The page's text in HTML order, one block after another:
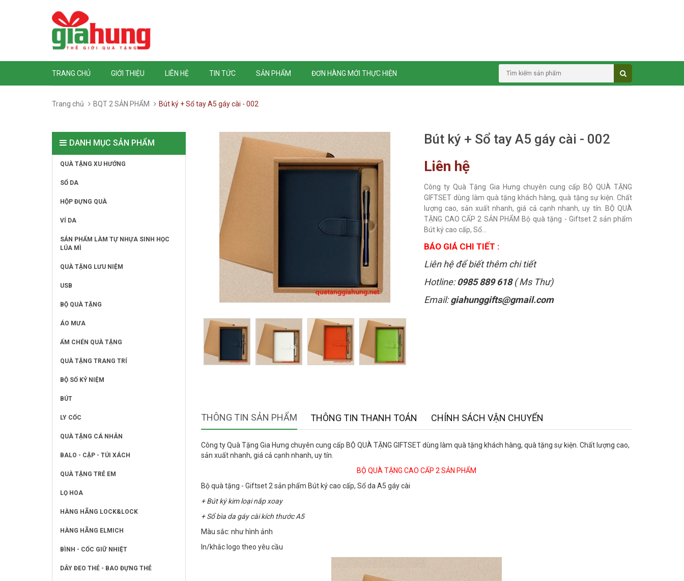
TRANG CHỦ GIỚI THIỆU LIÊN HỆ TIN TỨC SẢN PHẨM ĐƠN HÀNG MỚI THỰC HIỆN
Trang chủ BQT 2 SẢN PHẨM Bút ký + Sổ tay A5 gáy cài - 002
Bút ký + Sổ tay A5 gáy cài - 002
Liên hệ
Công ty Quà Tặng Gia Hưng chuyên cung cấp BỘ QUÀ TẶNG
GIFTSET dùng làm quà tặng khách hàng, quà tặng sự kiện. Chất
lượng cao, sản xuất nhanh, giá cả cạnh nhanh, uy tín. BỘ QUÀ
TẶNG CAO CẤP 2 SẢN PHẨM Bộ quà tặng - Giftset 2 sản phẩm
Bút ký cao cấp, Sổ...
BÁO GIÁ CHI TIẾT :
Liên hệ để biết thêm chi tiết
Hotline:0985 889 618( Ms Thư)
Email:giahunggifts@gmail.com
THÔNG TIN SẢN PHẨM THÔNG TIN THANH TOÁN CHÍNH SÁCH VẬN CHUYỂN
Công ty Quà Tặng Gia Hưng chuyên cung cấp BỘ QUÀ TẶNG GIFTSET dùng làm quà tặng khách hàng, quà tặng sự kiện. Chất lượng cao,
sản xuất nhanh, giá cả cạnh nhanh, uy tín.
BỘ QUÀ TẶNG CAO CẤP 2 SẢN PHẨM
Bộ quà tặng - Giftset 2 sản phẩm Bút ký cao cấp, Sổ da A5 gáy cài
+ Bút ký kim loại nắp xoay
+ Sổ bìa da gáy cài kích thước A5
Màu sắc: như hình ảnh
In/khắc logo theo yêu cầu
DANH MỤC SẢN PHẨM
QUÀ TẶNG XU HƯỚNG
SỔ DA
HỘP ĐỰNG QUÀ
VÍ DA
SẢN PHẨM LÀM TỰ NHỰA SINH HỌC
LÚA MÌ
QUÀ TẶNG LƯU NIỆM
USB
BỘ QUÀ TẶNG
ÁO MƯA
ẤM CHÉN QUÀ TẶNG
QUÀ TẶNG TRANG TRÍ
BỘ SỐ KỶ NIỆM
BÚT
LY CỐC
QUÀ TẶNG CÁ NHÂN
BALO - CẶP - TÚI XÁCH
QUÀ TẶNG TRẺ EM
LỌ HOA
HÀNG HÃNG LOCK&LOCK
HÀNG HÃNG ELMICH
BÌNH - CỐC GIỮ NHIỆT
DÂY ĐEO THẺ - BAO ĐỰNG THẺ